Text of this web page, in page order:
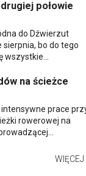
połowie
do Dźwierzut
sierpnia, bo do tego
na ścieżce
prace
rowerowej na
WIĘCEJ